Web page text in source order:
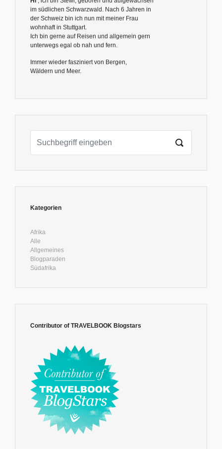
im südlichen Schwarzwald. Nach 6 Jahren in
der Schweiz bin ich nun mit meiner Frau
wohnhaft in Stuttgart.
Ich bin gerne auf Reisen und allgemein gern
unterwegs egal ob nah und fern.
Immer wieder fasziniert von Bergen,
Wäldern und Meer.
Kategorien
Afrika
Alle
Allgemeines
Blogparaden
Südafrika
Contributor of TRAVELBOOK Blogstars